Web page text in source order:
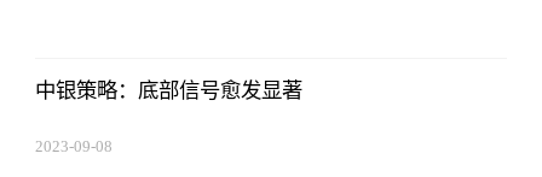
中银策略：底部信号愈发显著
2023-09-08